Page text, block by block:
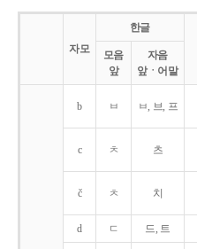
자모
한글
모음
앞
자음
앞ㆍ어말
b ㅂ ㅂ, 브, 프
c ㅊ 츠
č ㅊ 치
d ㄷ 드, 트